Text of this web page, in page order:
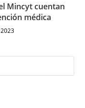
Mincyt cuentan
médica